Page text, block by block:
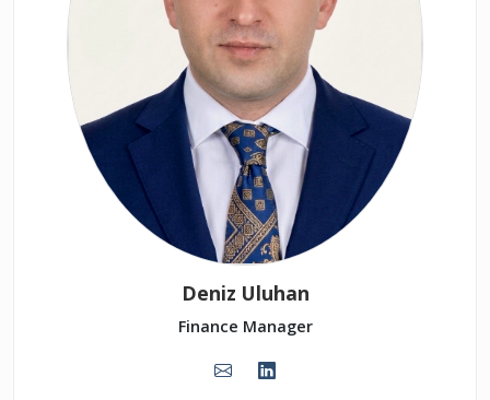
Deniz Uluhan
Finance Manager